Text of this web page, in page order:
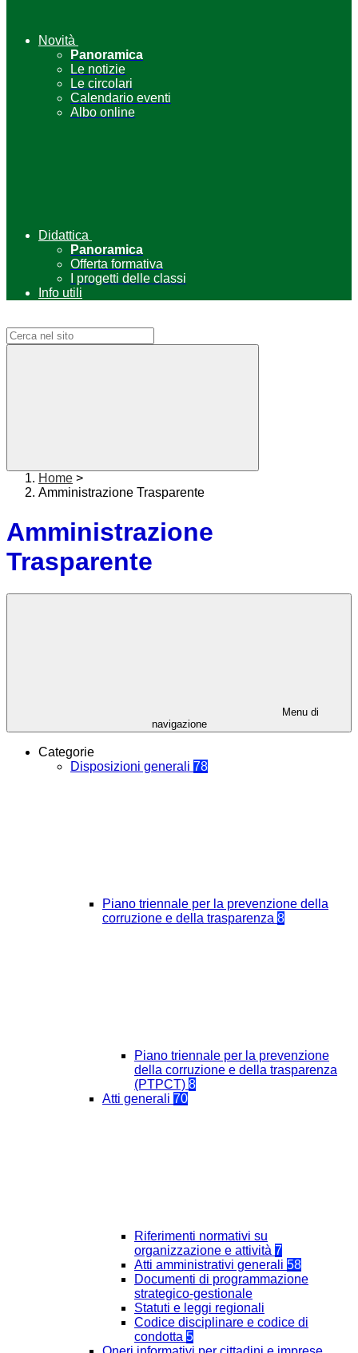
Novità
Panoramica
Le notizie
Le circolari
Calendario eventi
Albo online
Didattica
Panoramica
Offerta formativa
I progetti delle classi
Info utili
Home >
Amministrazione Trasparente
Amministrazione
Trasparente
Menu di
navigazione
Categorie
Disposizioni generali 78
Piano triennale per la prevenzione della
corruzione e della trasparenza 8
Piano triennale per la prevenzione
della corruzione e della trasparenza
(PTPCT) 8
Atti generali 70
Riferimenti normativi su
organizzazione e attività 7
Atti amministrativi generali 58
Documenti di programmazione
strategico-gestionale
Statuti e leggi regionali
Codice disciplinare e codice di
condotta 5